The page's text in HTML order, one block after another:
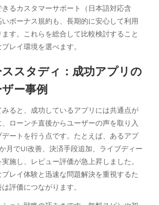
るカスタマーサポート（日本語対応含
ボーナス規約も、長期的に安心して利用
す。これらを総合して比較検討すること
レイ環境を選べます。
スタディ：成功アプリの
ー事例
ると、成功しているアプリには共通点が
ローンチ直後からユーザーの声を取り入
ートを行う点です。たとえば、あるアプ
月でUI改善、決済手段追加、ライブディー
施し、レビュー評価が急上昇しました。
レイ体験と迅速な問題解決を重視するた
評価につながります。